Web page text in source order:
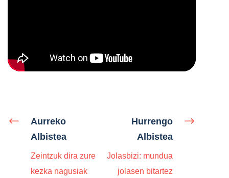
Aurreko
Albistea
Zeintzuk dira zure
kezka nagusiak
Hurrengo
Albistea
Jolasbizi: mundua
jolasen bitartez